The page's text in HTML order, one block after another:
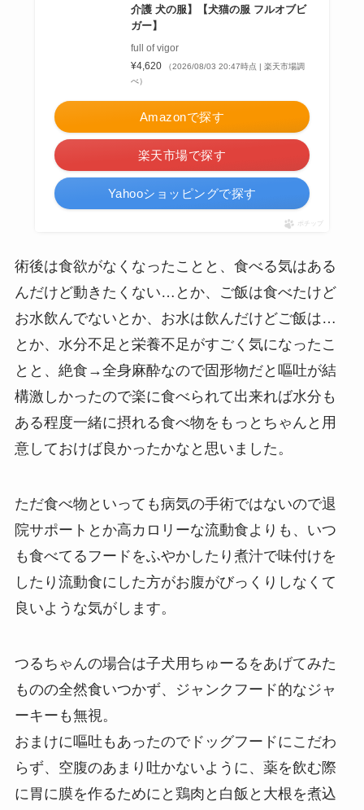
介護 犬の服】【犬猫の服 フルオブビ
ガー】
full of vigor
¥4,620
（2026/08/03 20:47時点 | 楽天市場調
べ）
Amazonで探す
楽天市場で探す
Yahooショッピングで探す
ポチップ
術後は食欲がなくなったことと、食べる気はある
んだけど動きたくない…とか、ご飯は食べたけど
お水飲んでないとか、お水は飲んだけどご飯は…
とか、水分不足と栄養不足がすごく気になったこ
とと、絶食→全身麻酔なので固形物だと嘔吐が結
構激しかったので楽に食べられて出来れば水分も
ある程度一緒に摂れる食べ物をもっとちゃんと用
意しておけば良かったかなと思いました。
ただ食べ物といっても病気の手術ではないので退
院サポートとか高カロリーな流動食よりも、いつ
も食べてるフードをふやかしたり煮汁で味付けを
したり流動食にした方がお腹がびっくりしなくて
良いような気がします。
つるちゃんの場合は子犬用ちゅーるをあげてみた
ものの全然食いつかず、ジャンクフード的なジャ
ーキーも無視。
おまけに嘔吐もあったのでドッグフードにこだわ
らず、空腹のあまり吐かないように、薬を飲む際
に胃に膜を作るためにと鶏肉と白飯と大根を煮込